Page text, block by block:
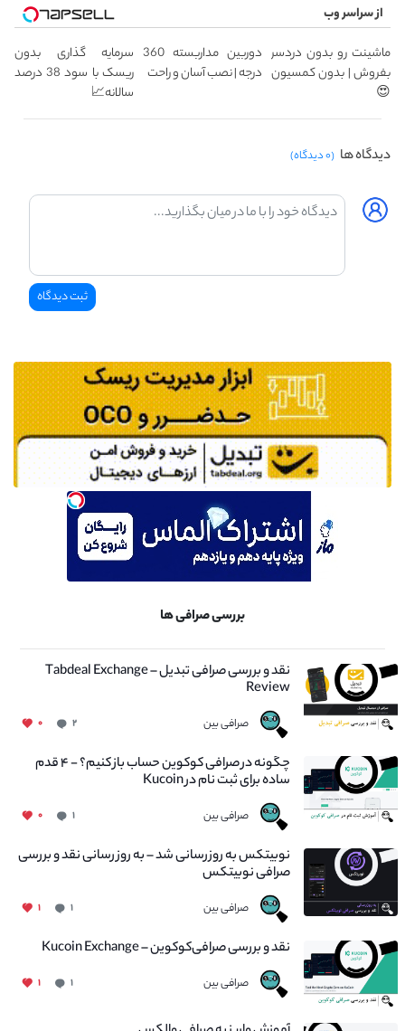
از سراسر وب
ماشینت رو بدون دردسر
بفروش | بدون کمسیون
😍
دوربین مداربسته 360
درجه | نصب آسان و راحت
سرمایه گذاری بدون
ریسک با سود 38 درصد
سالانه📈
دیدگاه ها (۰ دیدگاه)
بررسی صرافی ها
نقد و بررسی صرافی تبدیل – Tabdeal Exchange
Review
صرافی بین ۲ ۰
چگونه در صرافی کوکوین حساب باز کنیم؟ - ۴ قدم
ساده برای ثبت نام در Kucoin
صرافی بین ۱ ۰
نوبیتکس به روزرسانی شد – به روز رسانی نقد و بررسی
صرافی نوبیتکس
صرافی بین ۱ ۱
نقد و بررسی صرافی‌کوکوین – Kucoin Exchange
صرافی بین ۱ ۱